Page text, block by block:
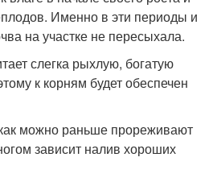
Именно в эти периоды и
на участке не пересыхала.
слегка рыхлую, богатую
к корням будет обеспечен
можно раньше прореживают
зависит налив хороших